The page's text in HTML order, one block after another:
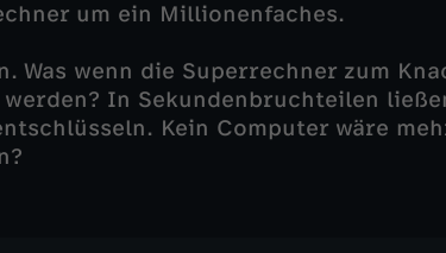
um ein Millionenfaches.
Was wenn die Superrechner zum
In Sekundenbruchteilen
Kein Computer wäre